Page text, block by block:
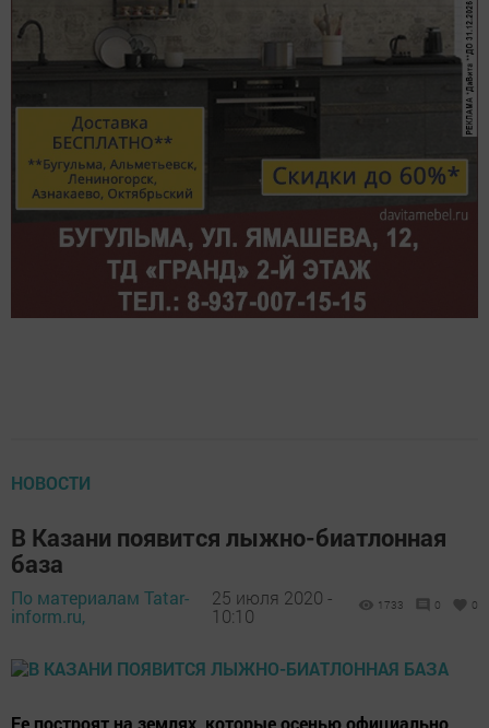
НОВОСТИ
В Казани появится лыжно-биатлонная
база
По материалам Tatar-
inform.ru,
25 июля 2020 -
10:10
1733 0 0
Ее построят на землях, которые осенью официально